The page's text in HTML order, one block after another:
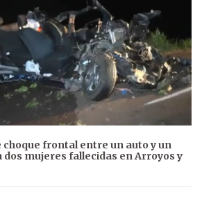
frontal entre un auto y un
dos mujeres fallecidas en Arroyos y